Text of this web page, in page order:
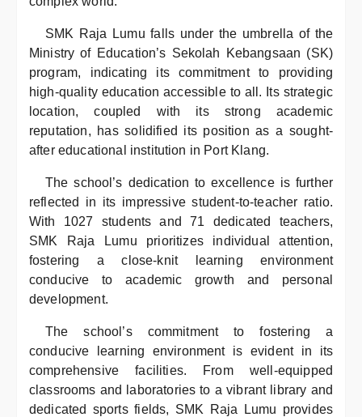
SMK Raja Lumu falls under the umbrella of the
Ministry of Education’s Sekolah Kebangsaan (SK)
program, indicating its commitment to providing
high-quality education accessible to all. Its strategic
location, coupled with its strong academic
reputation, has solidified its position as a sought-
after educational institution in Port Klang.
The school’s dedication to excellence is further
reflected in its impressive student-to-teacher ratio.
With 1027 students and 71 dedicated teachers,
SMK Raja Lumu prioritizes individual attention,
fostering a close-knit learning environment
conducive to academic growth and personal
development.
The school’s commitment to fostering a
conducive learning environment is evident in its
comprehensive facilities. From well-equipped
classrooms and laboratories to a vibrant library and
dedicated sports fields, SMK Raja Lumu provides